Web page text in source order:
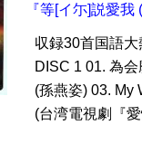
『等[イ尓]説愛
収録30首国語大
DISC 1 01. 為
(孫燕姿) 03. My
(台湾電視劇『